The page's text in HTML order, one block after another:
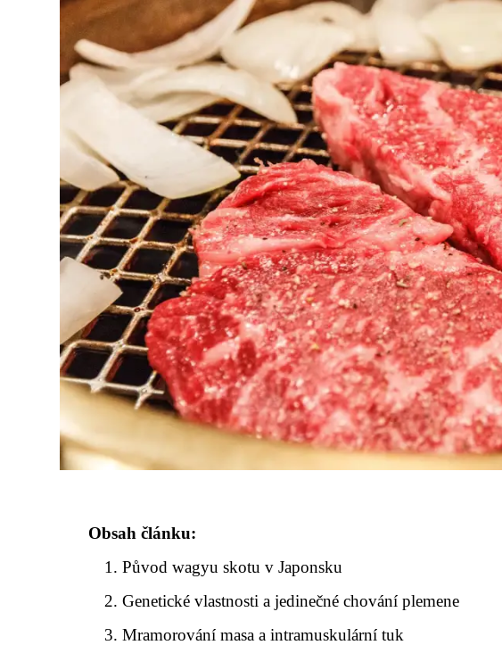
Obsah článku:
Původ wagyu skotu v Japonsku
Genetické vlastnosti a jedinečné chování plemene
Mramorování masa a intramuskulární tuk